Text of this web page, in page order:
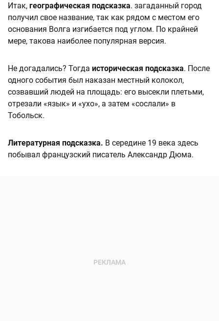
Итак, географическая подсказка. загаданный город
получил свое название, так как рядом с местом его
основания Волга изгибается под углом. По крайней
мере, такова наиболее популярная версия.
Не догадались? Тогда историческая подсказка. После
одного события был наказан местный колокол,
созвавший людей на площадь: его высекли плетьми,
отрезали «язык» и «ухо», а затем «сослали» в
Тобольск.
Литературная подсказка. В середине 19 века здесь
побывал французский писатель Александр Дюма.